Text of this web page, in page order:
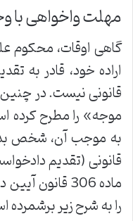
مهلت واخواهی با
گاهی اوقات، محکوم
اراده خود، قادر به
قانونی نیست. در
موجه» را مطرح
به موجب آن، شخص
قانونی (تقدیم
ماده 306
را به شرح زیر